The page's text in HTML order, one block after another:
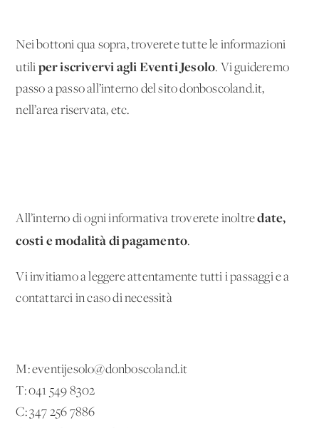
Nei bottoni qua sopra, troverete tutte le informazioni
utili per iscrivervi agli Eventi Jesolo. Vi guideremo
passo a passo all’interno del sito donboscoland.it,
nell’area riservata, etc.
All’interno di ogni informativa troverete inoltredate,
costi e modalità di pagamento.
Vi invitiamo a leggere attentamente tutti i passaggi e a
contattarci in caso di necessità
M: eventijesolo@donboscoland.it
T: 041 549 8302
C: 347 256 7886